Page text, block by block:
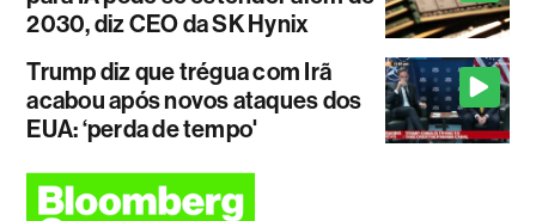
2030, diz CEO da SK Hynix
Trump diz que trégua com Irã
acabou após novos ataques dos
EUA: ‘perda de tempo'